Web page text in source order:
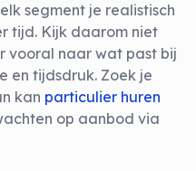
segment je realistisch
tijd. Kijk daarom niet
vooral naar wat past bij
en tijdsdruk. Zoek je
kan particulier huren
op aanbod via